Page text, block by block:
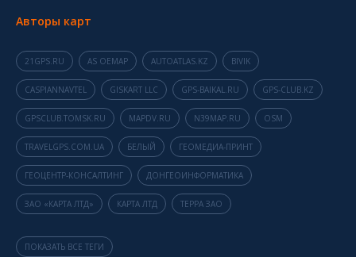
Авторы карт
21GPS.RU AS OEMAP AUTOATLAS.KZ BIVIK
CASPIANNAVTEL GISKART LLC GPS-BAIKAL.RU GPS-CLUB.KZ
GPSCLUB.TOMSK.RU MAPDV.RU N39MAP.RU OSM
TRAVELGPS.COM.UA БЕЛЫЙ ГЕОМЕДИА-ПРИНТ
ГЕОЦЕНТР-КОНСАЛТИНГ ДОНГЕОИНФОРМАТИКА
ЗАО «КАРТА ЛТД» КАРТА ЛТД ТЕРРА ЗАО
ПОКАЗАТЬ ВСЕ ТЕГИ